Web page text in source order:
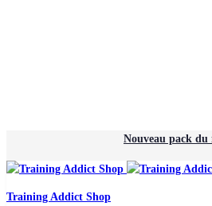
Nouveau pack du
Training Addict Shop